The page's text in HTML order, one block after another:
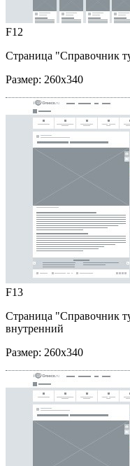
F12
Страница "Справочник
Размер: 260x340
F13
Страница "Справочник
внутренний
Размер: 260x340